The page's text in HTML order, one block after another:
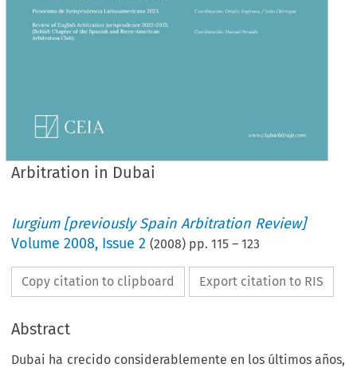
Arbitration in Dubai
Iurgium [previously Spain Arbitration Review]
Volume2008, Issue 2 (2008) pp.115 –123
Copy citation to clipboard Export citation to RIS
Abstract
Dubai ha crecido considerablemente en los últimos años,